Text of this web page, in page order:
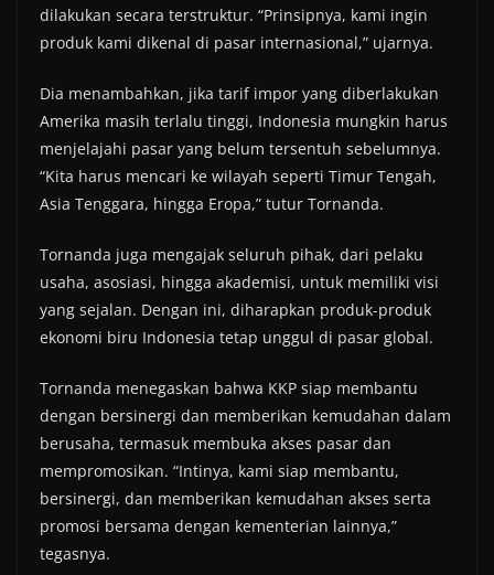
dilakukan secara terstruktur. “Prinsipnya, kami ingin
produk kami dikenal di pasar internasional,” ujarnya.
Dia menambahkan, jika tarif impor yang diberlakukan
Amerika masih terlalu tinggi, Indonesia mungkin harus
menjelajahi pasar yang belum tersentuh sebelumnya.
“Kita harus mencari ke wilayah seperti Timur Tengah,
Asia Tenggara, hingga Eropa,” tutur Tornanda.
Tornanda juga mengajak seluruh pihak, dari pelaku
usaha, asosiasi, hingga akademisi, untuk memiliki visi
yang sejalan. Dengan ini, diharapkan produk-produk
ekonomi biru Indonesia tetap unggul di pasar global.
Tornanda menegaskan bahwa KKP siap membantu
dengan bersinergi dan memberikan kemudahan dalam
berusaha, termasuk membuka akses pasar dan
mempromosikan. “Intinya, kami siap membantu,
bersinergi, dan memberikan kemudahan akses serta
promosi bersama dengan kementerian lainnya,”
tegasnya.